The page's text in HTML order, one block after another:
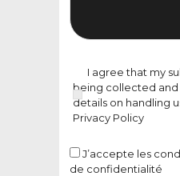
I agree that my
being collected
details on handling
Privacy Policy
J’accepte les
de confidentialité